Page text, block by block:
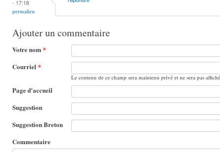
- 17:18
permalien
Ajouter un commentaire
Votre nom*
Courriel *
Le contenu de ce champ sera maintenu privé et ne sera pas
Page d'accueil
Suggestion
Suggestion Breton
Commentaire